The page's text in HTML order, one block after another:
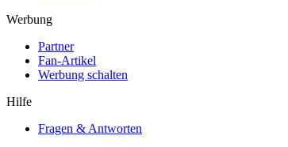
Werbung
Partner
Fan-Artikel
Werbung schalten
Hilfe
Fragen & Antworten